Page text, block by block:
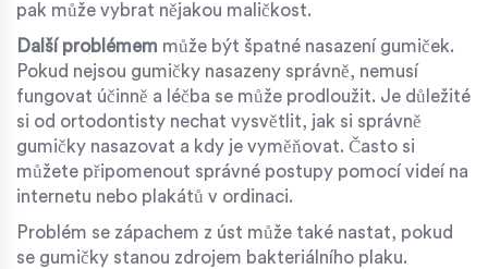
pak může vybrat nějakou maličkost.
Další problémem může být špatné nasazení gumiček.
Pokud nejsou gumičky nasazeny správně, nemusí
fungovat účinně a léčba se může prodloužit. Je důležité
si od ortodontisty nechat vysvětlit, jak si správně
gumičky nasazovat a kdy je vyměňovat. Často si
můžete připomenout správné postupy pomocí videí na
internetu nebo plakátů v ordinaci.
Problém se zápachem z úst může také nastat, pokud
se gumičky stanou zdrojem bakteriálního plaku.